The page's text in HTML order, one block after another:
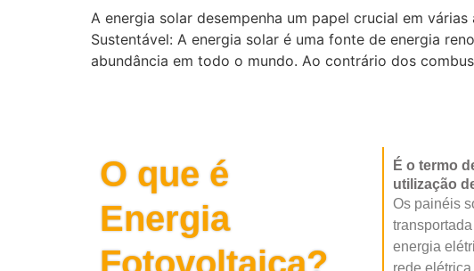
A energia solar desempenha um papel crucial em
Sustentável: A energia solar é uma fonte de energia
abundância em todo o mundo. Ao contrário dos
O que é
Energia
Fotovoltaica?
É o termo
utilização
Os painéis
energia
rede